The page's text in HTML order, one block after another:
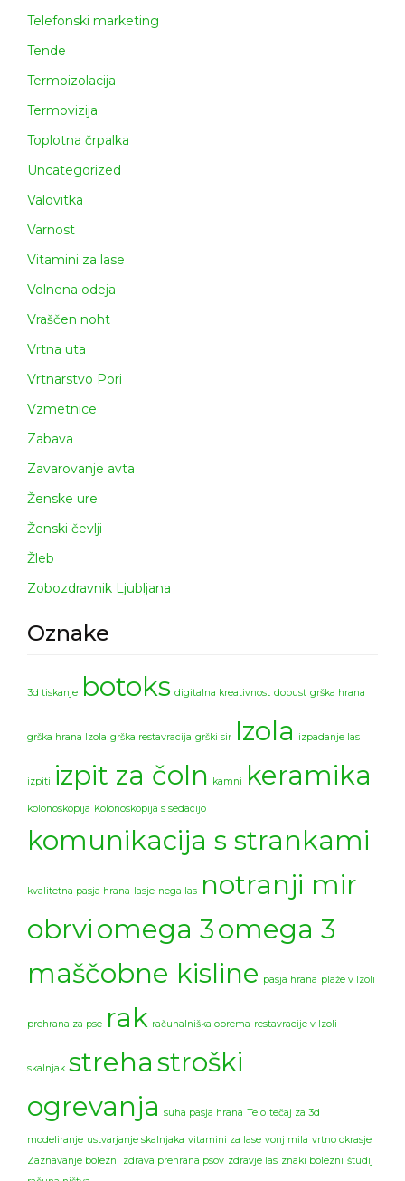
Telefonski marketing
Tende
Termoizolacija
Termovizija
Toplotna črpalka
Uncategorized
Valovitka
Varnost
Vitamini za lase
Volnena odeja
Vraščen noht
Vrtna uta
Vrtnarstvo Pori
Vzmetnice
Zabava
Zavarovanje avta
Ženske ure
Ženski čevlji
Žleb
Zobozdravnik Ljubljana
Oznake
3d tiskanje botoks digitalna kreativnost dopust grška hrana
grška hrana Izola grška restavracija grški sir Izola izpadanje las
izpiti izpit za čoln kamni keramika
kolonoskopija Kolonoskopija s sedacijo
komunikacija s strankami
kvalitetna pasja hrana lasje nega las notranji mir
obrvi omega 3omega 3
maščobne kisline pasja hrana plaže v Izoli
prehrana za pse rak računalniška oprema restavracije v Izoli
skalnjak streha stroški
ogrevanja suha pasja hrana Telo tečaj za 3d
modeliranje ustvarjanje skalnjaka vitamini za lase vonj mila vrtno okrasje
Zaznavanje bolezni zdrava prehrana psov zdravje las znaki bolezni študij